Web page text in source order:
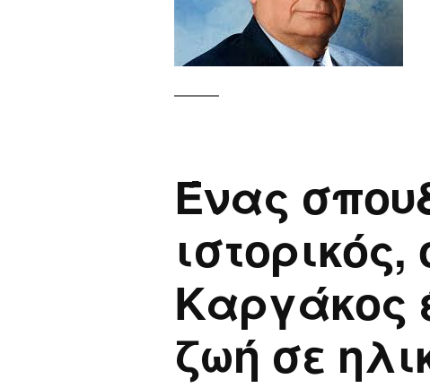
Ένας
Καργάκος
ζωή σε